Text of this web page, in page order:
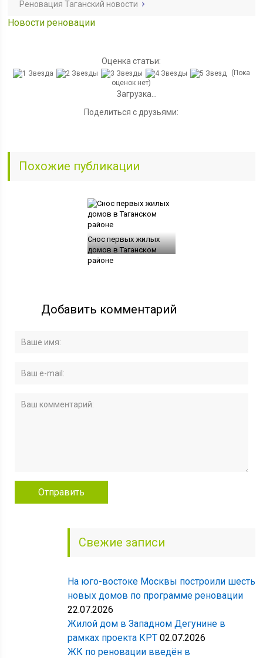
Реновация Таганский новости
Новости реновации
Оценка статьи:
(Пока
оценок нет)
Загрузка...
Поделиться с друзьями:
Похожие публикации
Снос первых жилых
домов в Таганском
районе
Добавить комментарий
Свежие записи
На юго-востоке Москвы построили шесть
новых домов по программе реновации
22.07.2026
Жилой дом в Западном Дегунине в
рамках проекта КРТ 02.07.2026
ЖК по реновации введён в